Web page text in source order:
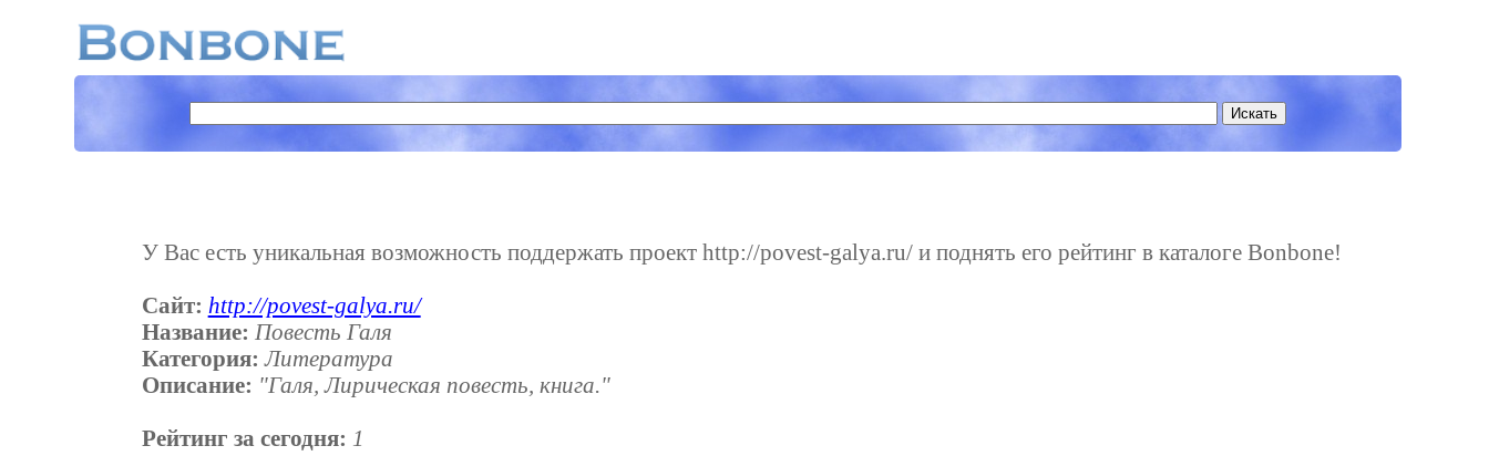
У Вас есть уникальная возможность поддержать проект http://povest-galya.ru/ и поднять его рейтинг в каталоге Bonbone!
Сайт: http://povest-galya.ru/
Название: Повесть Галя
Категория: Литература
Описание: "Галя, Лирическая повесть, книга."
Рейтинг за сегодня: 1